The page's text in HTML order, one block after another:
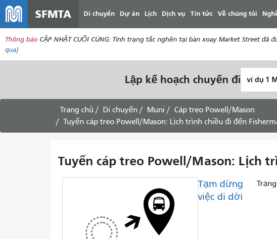
SFMTA Di chuyển Dự án Lịch Dịch vụ Tin tức Về chúng tôi
Thông báo CẬP NHẬT CUỐI CÙNG: Tình trạng tắc nghẽn tại bàn xoay Market Street
qua)
Lập kế hoạch chuyến đi
bắt
đầu
Trang chủ Di chuyển Muni
Cáp treo Powell/Mason
Tuyến cáp treo Powell/Mason: Lịch trình chiều đi đến
Tuyến cáp treo Powell/Mason: Lịch
Tạm dừng
việc di dời